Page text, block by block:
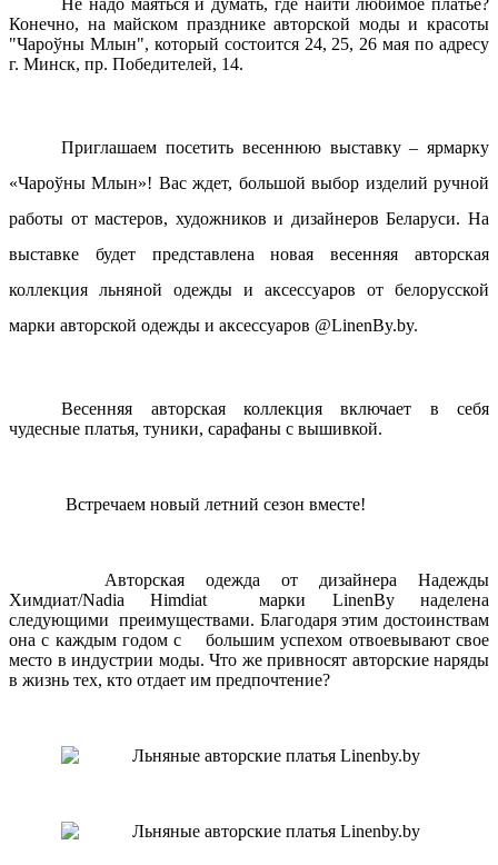
Конечно, на майском празднике авторской моды и красоты
"Чароўны Млын", который состоится 24, 25, 26 мая по адресу
г. Минск, пр. Победителей, 14.
Приглашаем посетить весеннюю выставку – ярмарку
«Чароўны Млын»! Вас ждет, большой выбор изделий ручной
работы от мастеров, художников и дизайнеров Беларуси. На
выставке будет представлена новая весенняя авторская
коллекция льняной одежды и аксессуаров от белорусской
марки авторской одежды и аксессуаров @LinenBy.by.
Весенняя авторская коллекция включает в себя
чудесные платья, туники, сарафаны с вышивкой.
Встречаем новый летний сезон вместе!
Авторская одежда от дизайнера Надежды
Химдиат/Nadia Himdiat
марки LinenBy наделена
следующими
преимуществами. Благодаря этим достоинствам
она с каждым годом с
большим успехом отвоевывают свое
место в индустрии моды. Что же привносят авторские наряды
в жизнь тех, кто отдает им предпочтение?